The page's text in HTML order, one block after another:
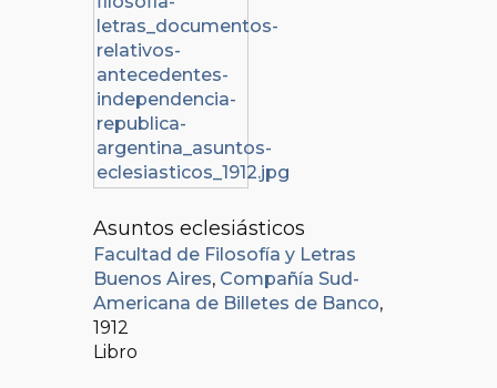
Asuntos eclesiásticos
Facultad de Filosofía y Letras
Buenos Aires, Compañía Sud-
Americana de Billetes de Banco,
1912
Libro